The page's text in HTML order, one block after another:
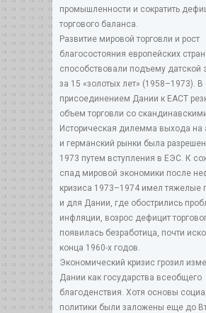
промышленности и сократить
торгового баланса.
Развитие мировой торговли и рост
благосостояния европейских стран
способствовали подъему датской
за 15 «золотых лет» (1958–1973). В
присоединением Дании к ЕАСТ
объем торговли со
Историческая дилемма выхода на
и германский рынки была
1973 путем вступления в ЕЭС. К
спад мировой экономики после
кризиса 1973–1974 имел тяжелые
и для Дании, где обострились
инфляции, возрос дефицит
появилась безработица, почти
конца 1960-х годов.
Экономический кризис грозил
Дании как государства всеобщего
благоденствия. Хотя основы
политики были заложены еще до